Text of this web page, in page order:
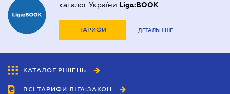
каталог України Liga:BOOK
ТАРИФИ ДЕТАЛЬНІШЕ
КАТАЛОГ РІШЕНЬ
ВСІ ТАРИФИ ЛІГА:ЗАКОН